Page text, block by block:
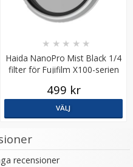
★
Haida NanoPro Mist Black 1/4
filter för Fujifilm X100-serien
★ ★ ★ ★ ★
499 kr
VÄLJ
recensioner